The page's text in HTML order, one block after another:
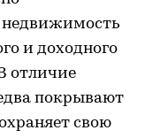
недвижимость
и доходного
отличие
покрывают
свою